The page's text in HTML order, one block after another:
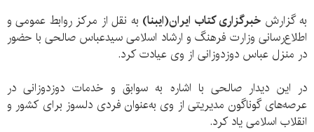
به گزارش خبرگزاری کتاب ایران‌(ایبنا) به نقل از مرکز روابط عمومی و
اطلاع‌رسانی وزارت فرهنگ و ارشاد اسلامی سید‌عباس صالحی با حضور
در منزل عباس دوزدوزانی از وی عیادت کرد.
در این دیدار صالحی با اشاره به سوابق و خدمات دوزدوزانی در
عرصه‌های گوناگون مدیریتی از وی به‌عنوان فردی دلسوز برای کشور و
انقلاب اسلامی یاد کرد.